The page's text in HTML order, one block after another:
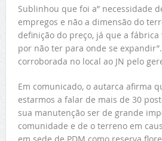
Sublinhou que foi a” necessidade
empregos e não a dimensão do
definição do preço, já que a
por não ter para onde se
corroborada no local ao JN pelo
Em comunicado, o autarca afirma
estarmos a falar de mais de 30
sua manutenção ser de grande
comunidade e de o terreno em